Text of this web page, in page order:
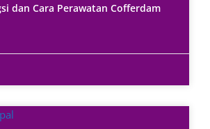
dan Cara Perawatan Cofferdam